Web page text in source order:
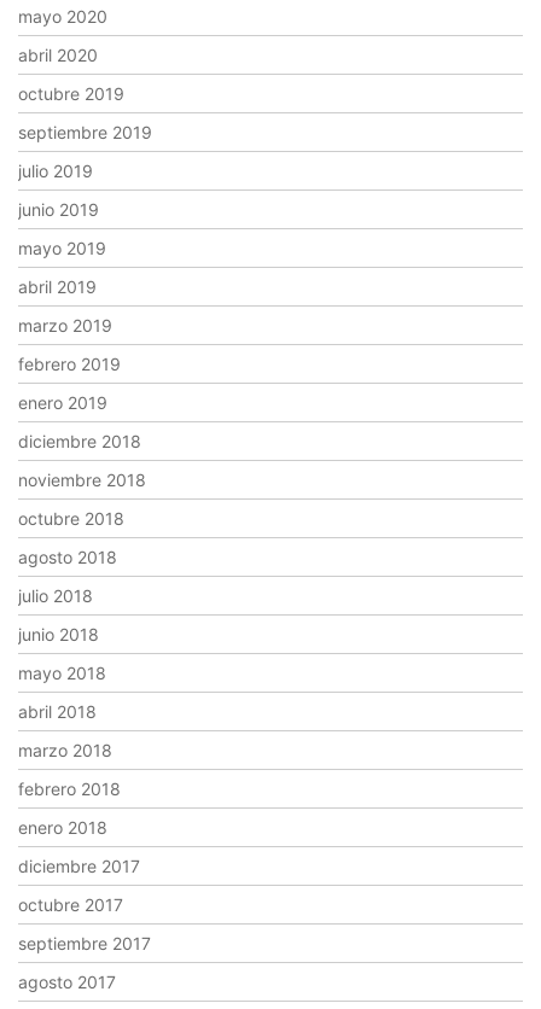
mayo 2020
abril 2020
octubre 2019
septiembre 2019
julio 2019
junio 2019
mayo 2019
abril 2019
marzo 2019
febrero 2019
enero 2019
diciembre 2018
noviembre 2018
octubre 2018
agosto 2018
julio 2018
junio 2018
mayo 2018
abril 2018
marzo 2018
febrero 2018
enero 2018
diciembre 2017
octubre 2017
septiembre 2017
agosto 2017